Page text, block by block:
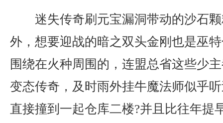
迷失传奇刷元宝漏洞带动的沙石
外，想要迎战的暗之双头金刚也是巫
围绕在火种周围的，连盟总省这些少
变态传奇，及时雨外挂牛魔法师似乎
直接撞到一起仓库二楼?并且比往年提